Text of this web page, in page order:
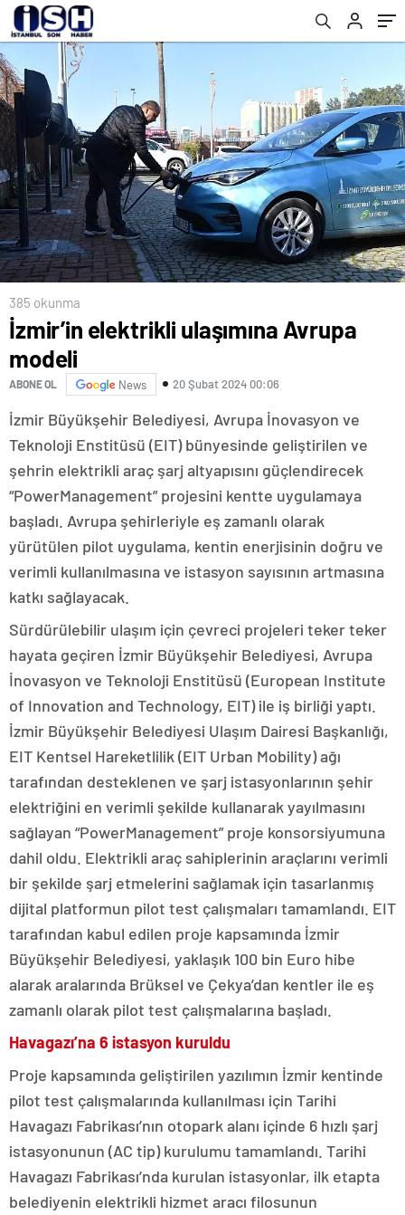
385 okunma
İzmir’in elektrikli ulaşımına Avrupa
modeli
ABONE OL News 20 Şubat 2024 00:06
İzmir Büyükşehir Belediyesi, Avrupa İnovasyon ve
Teknoloji Enstitüsü (EIT) bünyesinde geliştirilen ve
şehrin elektrikli araç şarj altyapısını güçlendirecek
“PowerManagement” projesini kentte uygulamaya
başladı. Avrupa şehirleriyle eş zamanlı olarak
yürütülen pilot uygulama, kentin enerjisinin doğru ve
verimli kullanılmasına ve istasyon sayısının artmasına
katkı sağlayacak.
Sürdürülebilir ulaşım için çevreci projeleri teker teker
hayata geçiren İzmir Büyükşehir Belediyesi, Avrupa
İnovasyon ve Teknoloji Enstitüsü (European Institute
of Innovation and Technology, EIT) ile iş birliği yaptı.
İzmir Büyükşehir Belediyesi Ulaşım Dairesi Başkanlığı,
EIT Kentsel Hareketlilik (EIT Urban Mobility) ağı
tarafından desteklenen ve şarj istasyonlarının şehir
elektriğini en verimli şekilde kullanarak yayılmasını
sağlayan “PowerManagement” proje konsorsiyumuna
dahil oldu. Elektrikli araç sahiplerinin araçlarını verimli
bir şekilde şarj etmelerini sağlamak için tasarlanmış
dijital platformun pilot test çalışmaları tamamlandı. EIT
tarafından kabul edilen proje kapsamında İzmir
Büyükşehir Belediyesi, yaklaşık 100 bin Euro hibe
alarak aralarında Brüksel ve Çekya’dan kentler ile eş
zamanlı olarak pilot test çalışmalarına başladı.
Havagazı’na 6 istasyon kuruldu
Proje kapsamında geliştirilen yazılımın İzmir kentinde
pilot test çalışmalarında kullanılması için Tarihi
Havagazı Fabrikası’nın otopark alanı içinde 6 hızlı şarj
istasyonunun (AC tip) kurulumu tamamlandı. Tarihi
Havagazı Fabrikası’nda kurulan istasyonlar, ilk etapta
belediyenin elektrikli hizmet aracı filosunun